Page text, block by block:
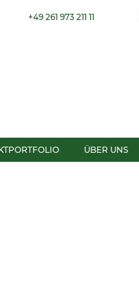
+49 261 973 211 11
ÜBER UNS